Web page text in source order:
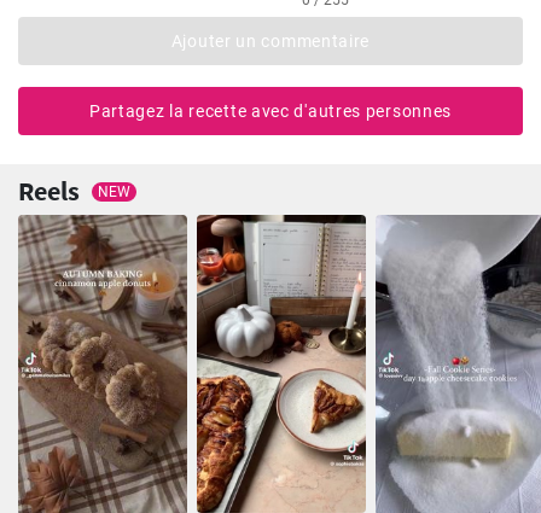
Ajouter un commentaire
Partagez la recette avec d'autres personnes
Reels NEW